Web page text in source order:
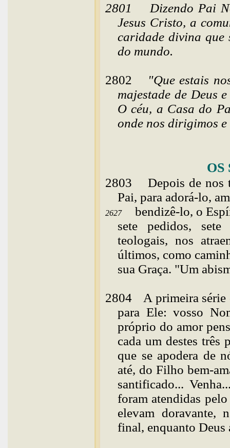
2801
Dizendo Pai
Jesus Cristo, a
caridade divina que
do mundo.
2802
"Que estais
majestade de Deus
O céu, a Casa do
onde nos dirigimos
OS
2803 Depois de nos
Pai, para adorá-lo,
2627 bendizê-lo, o
sete pedidos,
teologais, nos
últimos, como
sua Graça. "Um
2804
A primeira série
para Ele: vosso
próprio do amor
cada um destes três
que se apodera de
até, do Filho bem-
santificado...
foram atendidas
elevam doravante,
final, enquanto